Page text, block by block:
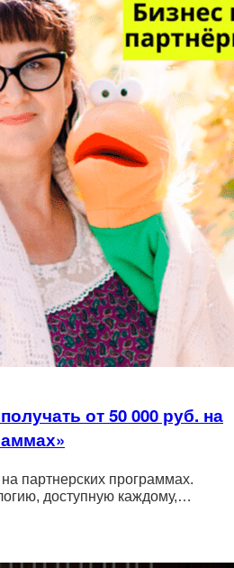
от 50 000 руб. на
партнерских программах.
доступную каждому,…